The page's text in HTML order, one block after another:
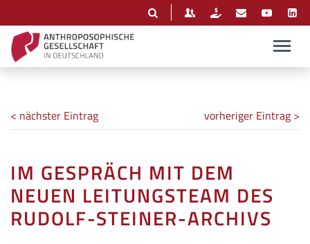
< nächster Eintrag vorheriger Eintrag >
IM GESPRÄCH MIT DEM
NEUEN LEITUNGSTEAM DES
RUDOLF-STEINER-ARCHIVS